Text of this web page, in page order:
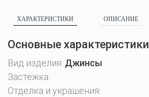
ХАРАКТЕРИСТИКИ ОПИСАНИЕ
Основные характеристики
Вид изделия: Джинсы
Застежка:
Отделка и украшения: